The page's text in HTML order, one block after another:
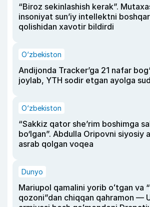
“Biroz sekinlashish kerak”.
insoniyat sun’iy intellektni
qolishidan xavotir bildirdi
O‘zbekiston
Andijonda Tracker’ga 21 nafar
joylab, YTH sodir etgan ayolga
O‘zbekiston
“Sakkiz qator she’rim boshimga
bo‘lgan”. Abdulla Oripovni siyosiy
asrab qolgan voqea
Dunyo
Mariupol qamalini yorib oʻtgan va
qozoni”dan chiqqan qahramon —